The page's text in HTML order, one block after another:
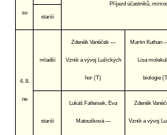
so
Příjezd účastníků,
starší
4. 8.
ne
mladší
Zdeněk Vaněček —
Vznik a vývoj Lužických
hor (T)
Martin Kuthan
Lisa
biologie
starší
Lukáš Falteisek, Eva
Matoušková —
Zdeněk
Vznik a vývoj